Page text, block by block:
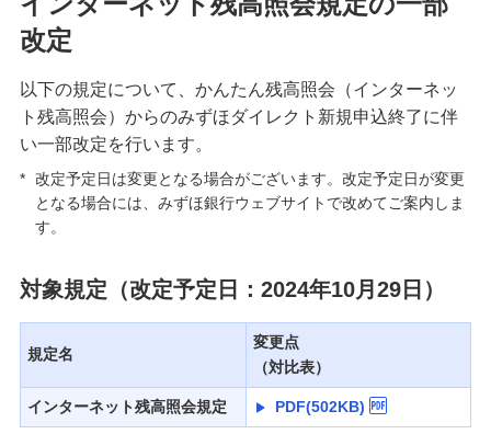
改定
以下の規定について、かんたん残高照会（インターネッ
ト残高照会）からのみずほダイレクト新規申込終了に伴
い一部改定を行います。
* 改定予定日は変更となる場合がございます。改定予定日が変更
となる場合には、みずほ銀行ウェブサイトで改めてご案内しま
す。
対象規定（改定予定日：2024年10月29日）
規定名
変更点
（対比表）
インターネット残高照会規定 PDF(502KB)